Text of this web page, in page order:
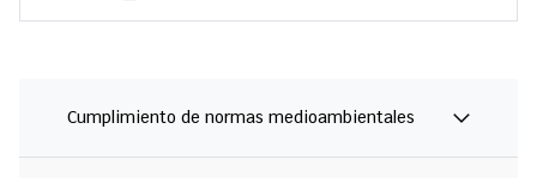
Cumplimiento de normas medioambientales